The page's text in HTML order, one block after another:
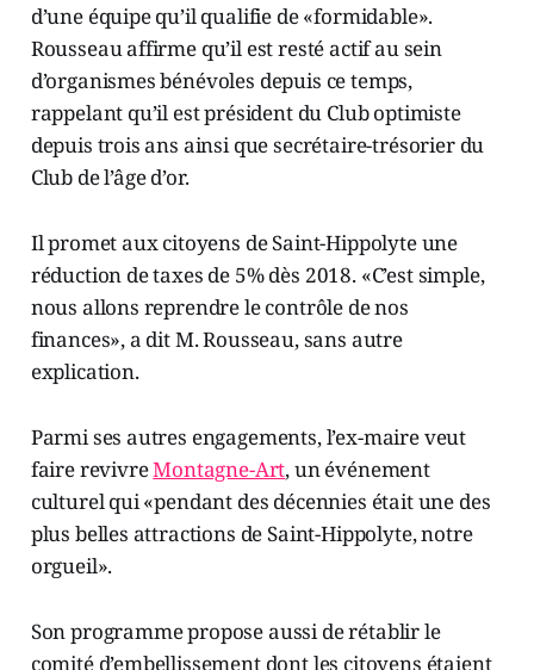
d’une équipe qu’il qualifie de «formidable».
Rousseau affirme qu’il est resté actif au sein
d’organismes bénévoles depuis ce temps,
rappelant qu’il est président du Club optimiste
depuis trois ans ainsi que secrétaire-trésorier du
Club de l’âge d’or.
Il promet aux citoyens de Saint-Hippolyte une
réduction de taxes de 5% dès 2018. «C’est simple,
nous allons reprendre le contrôle de nos
finances», a dit M. Rousseau, sans autre
explication.
Parmi ses autres engagements, l’ex-maire veut
faire revivreMontagne-Art, un événement
culturel qui «pendant des décennies était une des
plus belles attractions de Saint-Hippolyte, notre
orgueil».
Son programme propose aussi de rétablir le
comité d’embellissement dont les citoyens étaient